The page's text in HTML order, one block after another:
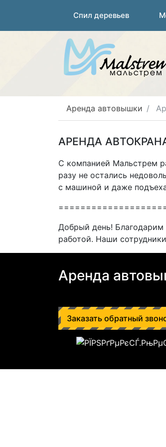
Спил деревьев
Аренда автовышки
АРЕНДА
С компанией Мальстрем
разу не остались
с машиной и даже
Добрый день! Благодарим
работой. Наши
Аренда
Заказать обратный